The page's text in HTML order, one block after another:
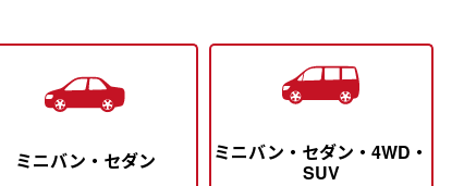
ミニバン・セダン
ミニバン・セダン・4WD・
SUV